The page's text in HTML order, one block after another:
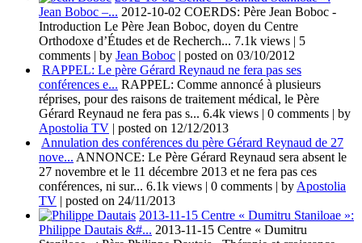
Jean Boboc –... 2012-10-02 COERDS: Père Jean Boboc -
Introduction Le Père Jean Boboc, doyen du Centre
Orthodoxe d’Études et de Recherch... 7.1k views | 5
comments | by Jean Boboc | posted on 03/10/2012
RAPPEL: Le père Gérard Reynaud ne fera pas ses
conférences e... RAPPEL: Comme annoncé à plusieurs
réprises, pour des raisons de traitement médical, le Père
Gérard Reynaud ne fera pas s... 6.4k views | 0 comments | by
Apostolia TV | posted on 12/12/2013
Annulation des conférences du père Gérard Reynaud de 27
nove... ANNONCE: Le Père Gérard Reynaud sera absent le
27 novembre et le 11 décembre 2013 et ne fera pas ces
conférences, ni sur... 6.1k views | 0 comments | by Apostolia
TV | posted on 24/11/2013
2013-11-15 Centre « Dumitru Staniloae »:
Philippe Dautais &#... 2013-11-15 Centre « Dumitru